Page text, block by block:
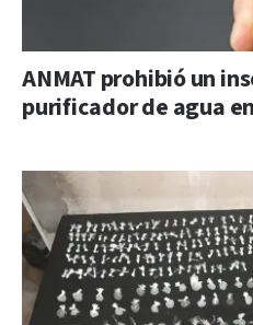
ANMAT prohibió un
purificador de agua